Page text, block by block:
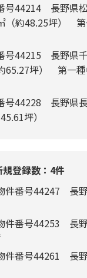
号44214 長野県
約48.25坪） 第
号44215 長野県
65.27坪） 第一
号44228 長野県
坪）
登録数：4件
件番号44247 長
件番号44253 長
件番号44261 長